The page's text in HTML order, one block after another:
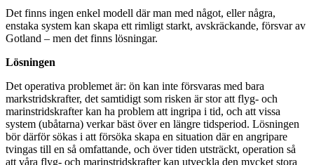
Det finns ingen enkel modell där man med något, eller några,
enstaka system kan skapa ett rimligt starkt, avskräckande, försvar av
Gotland – men det finns lösningar.
Lösningen
Det operativa problemet är: ön kan inte försvaras med bara
markstridskrafter, det samtidigt som risken är stor att flyg- och
marinstridskrafter kan ha problem att ingripa i tid, och att vissa
system (ubåtarna) verkar bäst över en längre tidsperiod. Lösningen
bör därför sökas i att försöka skapa en situation där en angripare
tvingas till en så omfattande, och över tiden utsträckt, operation så
att våra flyg- och marinstridskrafter kan utveckla den mycket stora